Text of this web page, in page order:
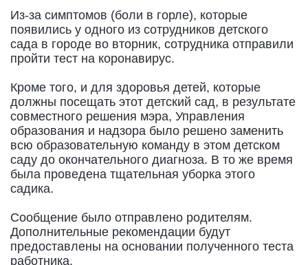
Из-за симптомов (боли в горле), которые
появились у одного из сотрудников детского
сада в городе во вторник, сотрудника отправили
пройти тест на коронавирус.
Кроме того, и для здоровья детей, которые
должны посещать этот детский сад, в результате
совместного решения мэра, Управления
образования и надзора было решено заменить
всю образовательную команду в этом детском
саду до окончательного диагноза. В то же время
была проведена тщательная уборка этого
садика.
Сообщение было отправлено родителям.
Дополнительные рекомендации будут
предоставлены на основании полученного теста
работника.